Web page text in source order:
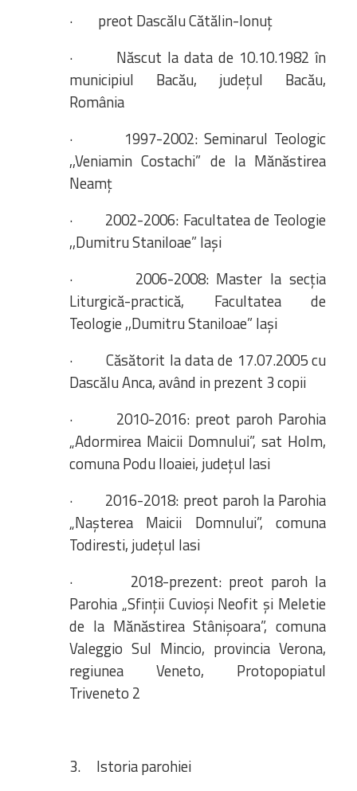
· preot Dascălu Cătălin-Ionuț
· Născut la data de 10.10.1982 în
municipiul Bacău, județul Bacău,
România
· 1997-2002: Seminarul Teologic
,,Veniamin Costachi” de la Mănăstirea
Neamț
· 2002-2006: Facultatea de Teologie
,,Dumitru Staniloae” Iași
· 2006-2008: Master la secția
Liturgică-practică, Facultatea de
Teologie ,,Dumitru Staniloae” Iași
· Căsătorit la data de 17.07.2005 cu
Dascălu Anca, având in prezent 3 copii
· 2010-2016: preot paroh Parohia
„Adormirea Maicii Domnului”, sat Holm,
comuna Podu Iloaiei, județul Iasi
· 2016-2018: preot paroh la Parohia
„Nașterea Maicii Domnului”, comuna
Todiresti, județul Iasi
· 2018-prezent: preot paroh la
Parohia „Sfinții Cuvioși Neofit și Meletie
de la Mănăstirea Stânișoara”, comuna
Valeggio Sul Mincio, provincia Verona,
regiunea Veneto, Protopopiatul
Triveneto 2
3. Istoria parohiei